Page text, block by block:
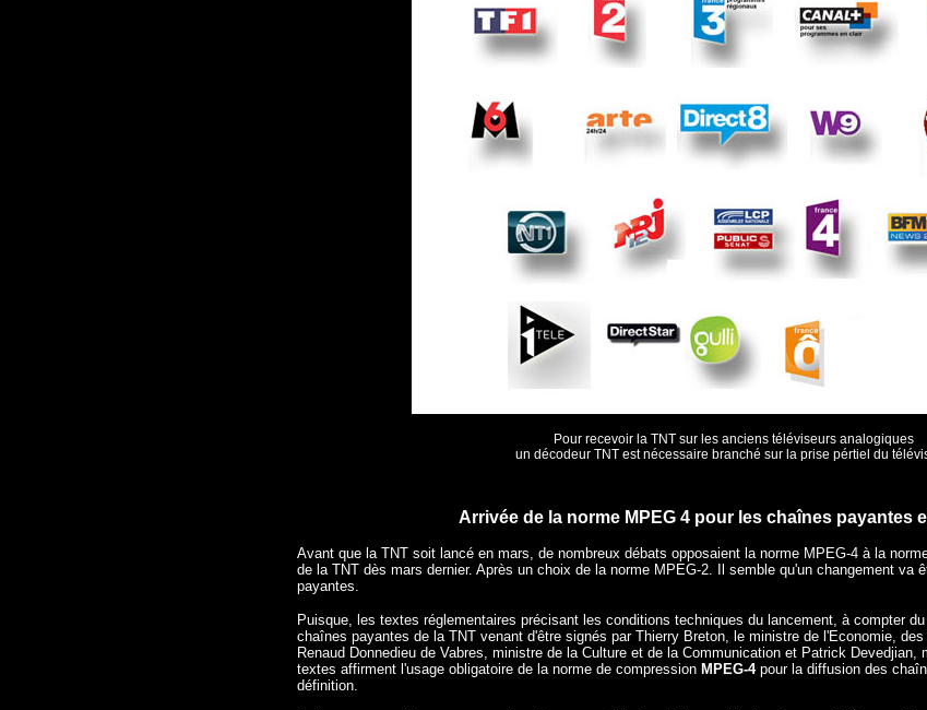
Pour recevoir la TNT sur les anciens téléviseurs analogiques
un décodeur TNT est nécessaire branché sur la prise pértiel du
Arrivée de la norme MPEG 4 pour les chaînes payantes
Avant que la TNT soit lancé en mars, de nombreux débats opposaient la norme MPEG-4 à la
de la TNT dès mars dernier. Après un choix de la norme MPEG-2. Il semble qu'un changement va
payantes.
Puisque, les textes réglementaires précisant les conditions techniques du lancement, à compter
chaînes payantes de la TNT venant d'être signés par Thierry Breton, le ministre de l'Economie,
Renaud Donnedieu de Vabres, ministre de la Culture et de la Communication et Patrick Devedjian,
textes affirment l'usage obligatoire de la norme de compression MPEG-4pour la diffusion des
définition.